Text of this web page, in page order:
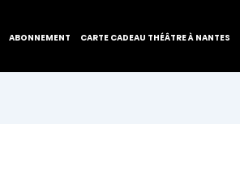
ABONNEMENT CARTE CADEAU THÉÂTRE À NANTES